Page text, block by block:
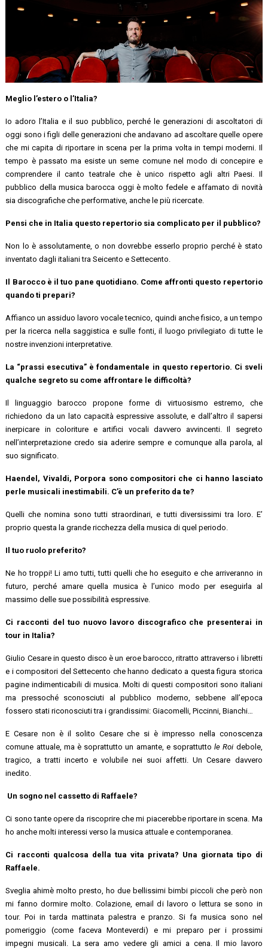
Meglio l’estero o l’Italia?
Io adoro l’Italia e il suo pubblico, perché le generazioni di ascoltatori di
oggi sono i figli delle generazioni che andavano ad ascoltare quelle opere
che mi capita di riportare in scena per la prima volta in tempi moderni. Il
tempo è passato ma esiste un seme comune nel modo di concepire e
comprendere il canto teatrale che è unico rispetto agli altri Paesi. Il
pubblico della musica barocca oggi è molto fedele e affamato di novità
sia discografiche che performative, anche le più ricercate.
Pensi che in Italia questo repertorio sia complicato per il pubblico?
Non lo è assolutamente, o non dovrebbe esserlo proprio perché è stato
inventato dagli italiani tra Seicento e Settecento.
Il Barocco è il tuo pane quotidiano. Come affronti questo repertorio
quando ti prepari?
Affianco un assiduo lavoro vocale tecnico, quindi anche fisico, a un tempo
per la ricerca nella saggistica e sulle fonti, il luogo privilegiato di tutte le
nostre invenzioni interpretative.
La “prassi esecutiva” è fondamentale in questo repertorio. Ci sveli
qualche segreto su come affrontare le difficoltà?
Il linguaggio barocco propone forme di virtuosismo estremo, che
richiedono da un lato capacità espressive assolute, e dall’altro il sapersi
inerpicare in coloriture e artifici vocali davvero avvincenti. Il segreto
nell’interpretazione credo sia aderire sempre e comunque alla parola, al
suo significato.
Haendel, Vivaldi, Porpora sono compositori che ci hanno lasciato
perle musicali inestimabili. C’è un preferito da te?
Quelli che nomina sono tutti straordinari, e tutti diversissimi tra loro. E’
proprio questa la grande ricchezza della musica di quel periodo.
Il tuo ruolo preferito?
Ne ho troppi! Li amo tutti, tutti quelli che ho eseguito e che arriveranno in
futuro, perché amare quella musica è l’unico modo per eseguirla al
massimo delle sue possibilità espressive.
Ci racconti del tuo nuovo lavoro discografico che presenterai in
tour in Italia?
Giulio Cesare in questo disco è un eroe barocco, ritratto attraverso i libretti
e i compositori del Settecento che hanno dedicato a questa figura storica
pagine indimenticabili di musica. Molti di questi compositori sono italiani
ma pressoché sconosciuti al pubblico moderno, sebbene all’epoca
fossero stati riconosciuti tra i grandissimi: Giacomelli, Piccinni, Bianchi…
E Cesare non è il solito Cesare che si è impresso nella conoscenza
comune attuale, ma è soprattutto un amante, e soprattuttole Roi debole,
tragico, a tratti incerto e volubile nei suoi affetti. Un Cesare davvero
inedito.
Un sogno nel cassetto di Raffaele?
Ci sono tante opere da riscoprire che mi piacerebbe riportare in scena. Ma
ho anche molti interessi verso la musica attuale e contemporanea.
Ci racconti qualcosa della tua vita privata? Una giornata tipo di
Raffaele.
Sveglia ahimè molto presto, ho due bellissimi bimbi piccoli che però non
mi fanno dormire molto. Colazione, email di lavoro o lettura se sono in
tour. Poi in tarda mattinata palestra e pranzo. Si fa musica sono nel
pomeriggio (come faceva Monteverdi) e mi preparo per i prossimi
impegni musicali. La sera amo vedere gli amici a cena. Il mio lavoro